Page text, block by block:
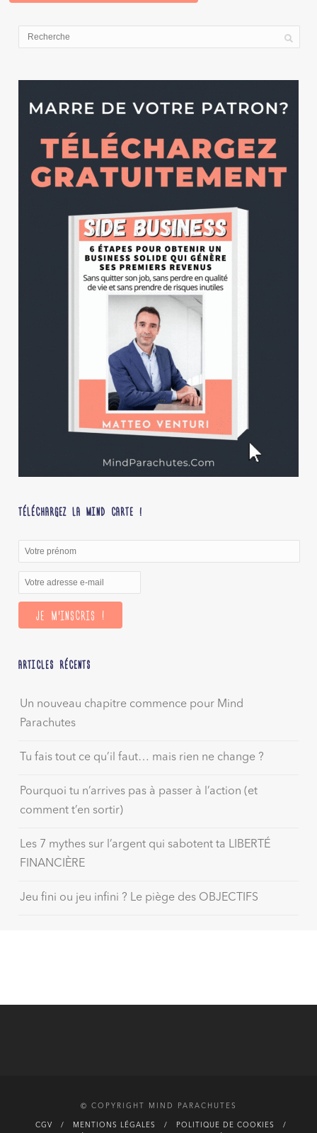
TÉLÉCHARGEZ LA MIND CARTE !
ARTICLES RÉCENTS
Un nouveau chapitre commence pour Mind
Parachutes
Tu fais tout ce qu’il faut… mais rien ne change ?
Pourquoi tu n’arrives pas à passer à l’action (et
comment t’en sortir)
Les 7 mythes sur l’argent qui sabotent ta LIBERTÉ
FINANCIÈRE
Jeu fini ou jeu infini ? Le piège des OBJECTIFS
© COPYRIGHT MIND PARACHUTES
CGV MENTIONS LÉGALES POLITIQUE DE COOKIES